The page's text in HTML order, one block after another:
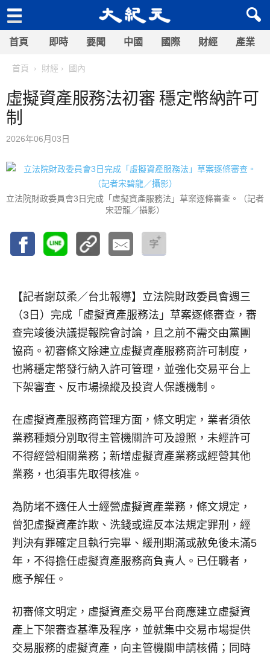
首頁 即時 要聞 中國 國際 財經 產業
首頁 財經 國內
虛擬資產服務法初審 穩定幣納許可
制
2026年06月03日
立法院財政委員會3日完成「虛擬資產服務法」草案逐條審查。（記者
宋碧龍／攝影）
【記者謝苡柔／台北報導】 立法院財政委員會週三
（3日）完成「虛擬資產服務法」草案逐條審查，審
查完竣後決議提報院會討論，且之前不需交由黨團
協商。初審條文除建立虛擬資產服務商許可制度，
也將穩定幣發行納入許可管理，並強化交易平台上
下架審查、反市場操縱及投資人保護機制。
在虛擬資產服務商管理方面，條文明定，業者須依
業務種類分別取得主管機關許可及證照，未經許可
不得經營相關業務；新增虛擬資產業務或經營其他
業務，也須事先取得核准。
為防堵不適任人士經營虛擬資產業務，條文規定，
曾犯虛擬資產詐欺、洗錢或違反本法規定罪刑，經
判決有罪確定且執行完畢、緩刑期滿或赦免後未滿5
年，不得擔任虛擬資產服務商負責人。已任職者，
應予解任。
初審條文明定，虛擬資產交易平台商應建立虛擬資
產上下架審查基準及程序，並就集中交易市場提供
交易服務的虛擬資產，向主管機關申請核備；同時